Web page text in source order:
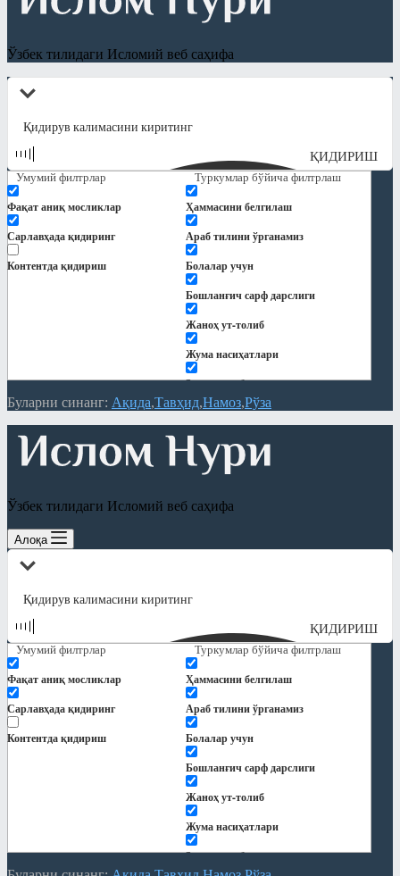
Ўзбек тилидаги Исломий веб саҳифа
ҚИДИРИШ
Умумий филтрлар
Фақат аниқ мосликлар
Сарлавҳада қидиринг
Контентда қидириш
Туркумлар бўйича филтрлаш
Ҳаммасини белгилаш
Араб тилини ўрганамиз
Болалар учун
Бошланғич сарф дарслиги
Жаноҳ ут-толиб
Жума насиҳатлари
Закот китоби
Китоблар
Кундалик дарслар
Қуръон тафсири
Мақолалар
Никоҳ ва оила
Панд-насиҳат
Рамазонга ҳозирдан тайёрланайлик
Рўза
Сийрат ва тарих
Тарбия
Турли мавзулар
Фиқҳ
Буларни синанг: Ақида Тавҳид Намоз Рўза
Ўзбек тилидаги Исломий веб саҳифа
Алоқа
ҚИДИРИШ
Умумий филтрлар
Фақат аниқ мосликлар
Сарлавҳада қидиринг
Контентда қидириш
Туркумлар бўйича филтрлаш
Ҳаммасини белгилаш
Араб тилини ўрганамиз
Болалар учун
Бошланғич сарф дарслиги
Жаноҳ ут-толиб
Жума насиҳатлари
Закот китоби